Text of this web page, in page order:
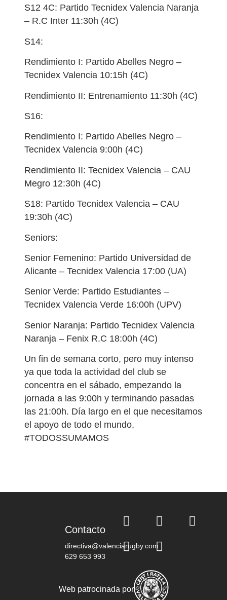
S12 4C: Partido Tecnidex Valencia Naranja
– R.C Inter 11:30h (4C)
S14:
Rendimiento I: Partido Abelles Negro –
Tecnidex Valencia 10:15h (4C)
Rendimiento II: Entrenamiento 11:30h (4C)
S16:
Rendimiento I: Partido Abelles Negro –
Tecnidex Valencia 9:00h (4C)
Rendimiento II: Tecnidex Valencia – CAU
Megro 12:30h (4C)
S18: Partido Tecnidex Valencia – CAU
19:30h (4C)
Seniors:
Senior Femenino: Partido Universidad de
Alicante – Tecnidex Valencia 17:00 (UA)
Senior Verde: Partido Estudiantes –
Tecnidex Valencia Verde 16:00h (UPV)
Senior Naranja: Partido Tecnidex Valencia
Naranja – Fenix R.C 18:00h (4C)
Un fin de semana corto, pero muy intenso
ya que toda la actividad del club se
concentra en el sábado, empezando la
jornada a las 9:00h y terminando pasadas
las 21:00h. Día largo en el que necesitamos
el apoyo de todo el mundo,
#TODOSSUMAMOS
Contacto
directiva@valenciarugby.com
629 653 993
Web patrocinada por